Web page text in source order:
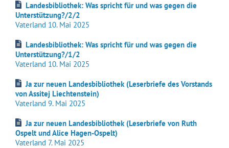
Landesbibliothek: Was spricht für und was gegen die
Unterstützung?/2/2
Vaterland 10. Mai 2025
Landesbibliothek: Was spricht für und was gegen die
Unterstützung?/1/2
Vaterland 10. Mai 2025
Ja zur neuen Landesbibliothek (Leserbriefe des Vorstands
von Assitej Liechtenstein)
Vaterland 9. Mai 2025
Ja zur neuen Landesbibliothek (Leserbriefe von Ruth
Ospelt und Alice Hagen-Ospelt)
Vaterland 7. Mai 2025